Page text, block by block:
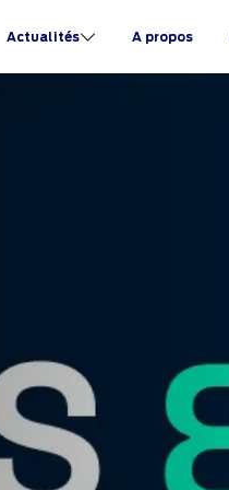
Actualités A propos